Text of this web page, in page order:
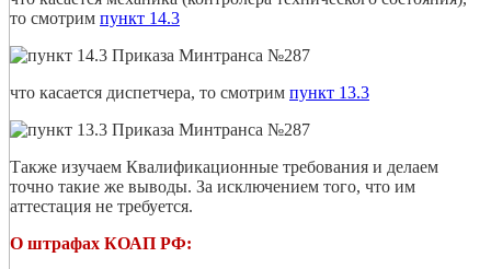
то смотрим пункт 14.3
что касается диспетчера, то смотрим пункт 13.3
Также изучаем Квалификационные требования и делаем
точно такие же выводы. За исключением того, что им
аттестация не требуется.
О штрафах КОАП РФ: